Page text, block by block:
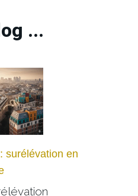
...
surélévation en